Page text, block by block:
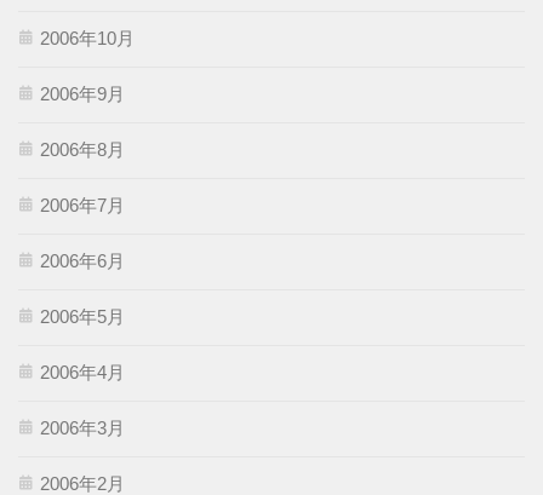
2006年10月
2006年9月
2006年8月
2006年7月
2006年6月
2006年5月
2006年4月
2006年3月
2006年2月